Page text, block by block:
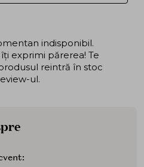
indisponibil.
exprimi părerea! Te
reintră în stoc
ul.